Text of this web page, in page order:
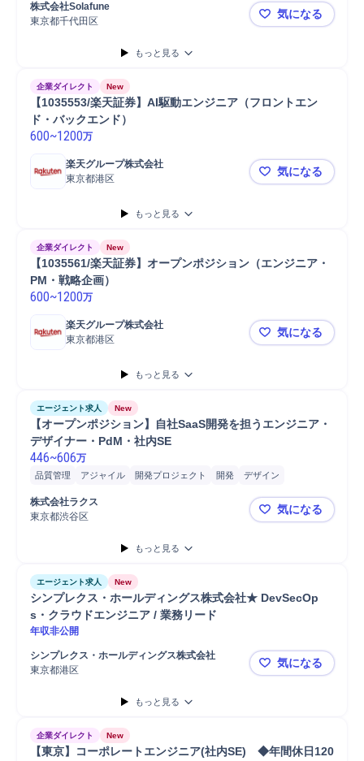
株式会社Solafune
東京都千代田区
バックエン
気になる
もっと見る
企業ダイレクト New
【1035553/楽天証券】AI駆動エンジニア（フロントエン
ド・バックエンド）
600~1200万
楽天グループ株式会社
東京都港区
【1035553/
気になる
もっと見る
企業ダイレクト New
【1035561/楽天証券】オープンポジション（エンジニア・
PM・戦略企画）
600~1200万
楽天グループ株式会社
東京都港区
【1035561/
気になる
もっと見る
エージェント求人 New
【オープンポジション】自社SaaS開発を担うエンジニア・
デザイナー・PdM・社内SE
446~606万
品質管理 アジャイル 開発プロジェクト 開発
デザイン
プロジェクト
リーダー
マネジメント
アーキテクト
株式会社ラクス
東京都渋谷区
【オープン
気になる
もっと見る
エージェント求人 New
シンプレクス・ホールディングス株式会社★ DevSecOp
s・クラウドエンジニア / 業務リード
年収非公開
シンプレクス・ホールディングス株式会社
東京都港区
シンプレク
気になる
もっと見る
企業ダイレクト New
【東京】コーポレートエンジニア(社内SE)　◆年間休日120